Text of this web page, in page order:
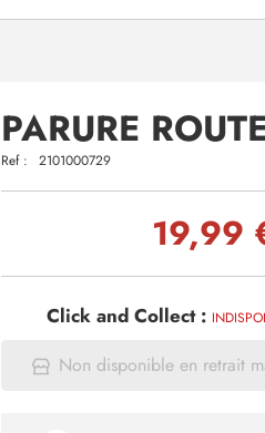
PARURE
Ref : 2101000729
19,99
Click and Collect :
Non disponible en retrait